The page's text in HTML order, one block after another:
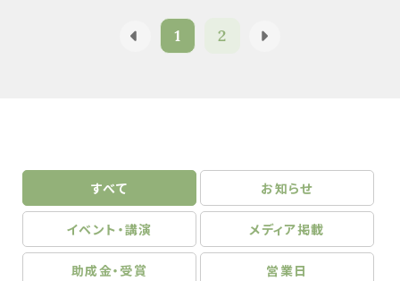
1 2
すべて お知らせ
イベント・講演 メディア掲載
助成金・受賞 営業日